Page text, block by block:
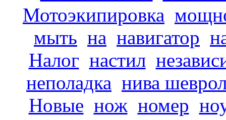
Мотоэкипировка
мыть на навигатор
Налог настил
неполадка нива
Новые нож номер